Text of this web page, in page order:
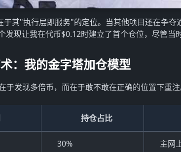
其"执行层即服务"的定位。当其他项目还在争
发现让我在代币$0.12时建立了首个仓位，尽管当
：我的金字塔加仓模型
于发现多倍币，而在于敢不敢在正确的位置下重注
持仓占比
30% 主网